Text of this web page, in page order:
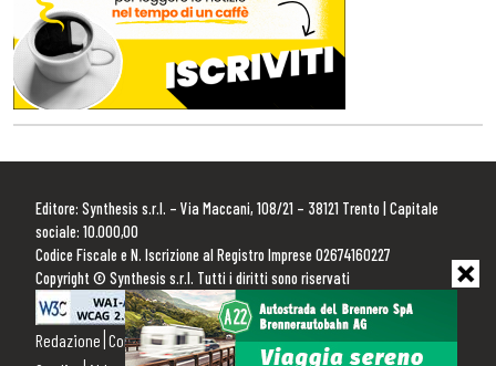
Editore: Synthesis s.r.l. – Via Maccani, 108/21 – 38121 Trento | Capitale
sociale: 10.000,00
Codice Fiscale e N. Iscrizione al Registro Imprese 02674160227
Copyright © Synthesis s.r.l. Tutti i diritti sono riservati
Redazione Contattaci Pubblicità Privacy Policy Cookie Policy